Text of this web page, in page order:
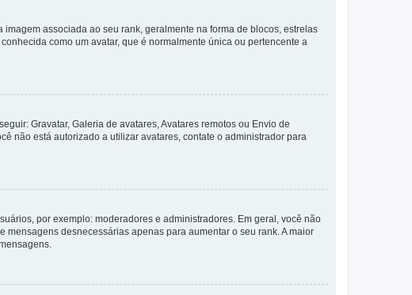
associada ao seu rank, geralmente na forma de blocos, estrelas
como um avatar, que é normalmente única ou pertencente a
Gravatar, Galeria de avatares, Avatares remotos ou Envio de
não está autorizado a utilizar avatares, contate o administrador para
por exemplo: moderadores e administradores. Em geral, você não
desnecessárias apenas para aumentar o seu rank. A maior